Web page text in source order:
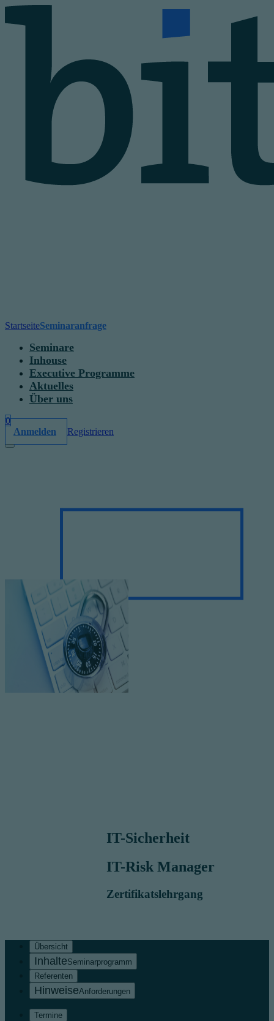
StartseiteSeminaranfrage
Seminare
Inhouse
Executive Programme
Aktuelles
Über uns
0
Anmelden
Registrieren
IT-Sicherheit
IT-Risk Manager
Zertifikatslehrgang
Übersicht
Seminarprogramm
Referenten
Anforderungen
Termine